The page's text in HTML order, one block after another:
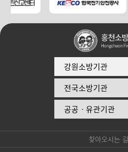
강원소방기관
전국소방기관
공공ㆍ유관기관
찾아오시는 길